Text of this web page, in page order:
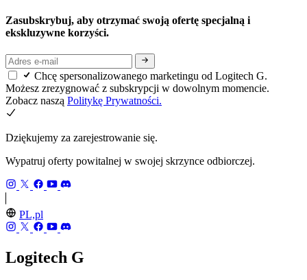
Zasubskrybuj, aby otrzymać swoją ofertę specjalną i
ekskluzywne korzyści.
Chcę spersonalizowanego marketingu od Logitech G.
Możesz zrezygnować z subskrypcji w dowolnym momencie.
Zobacz naszą Politykę Prywatności.
Dziękujemy za zarejestrowanie się.
Wypatruj oferty powitalnej w swojej skrzynce odbiorczej.
PL,pl
Logitech G